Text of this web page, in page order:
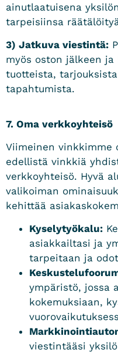
ainutlaatuisena
tarpeisiinsa
3) Jatkuva viestintä:
myös oston jälkeen
tuotteista,
tapahtumista.
7. Oma verkkoyhteisö
Viimeinen vinkkimme
edellistä vinkkiä
verkkoyhteisö. Hyvä
valikoiman
kehittää
Kyselytyökalu:
asiakkailtasi ja
tarpeitaan ja
ympäristö, jossa
kokemuksiaan,
viestintääsi